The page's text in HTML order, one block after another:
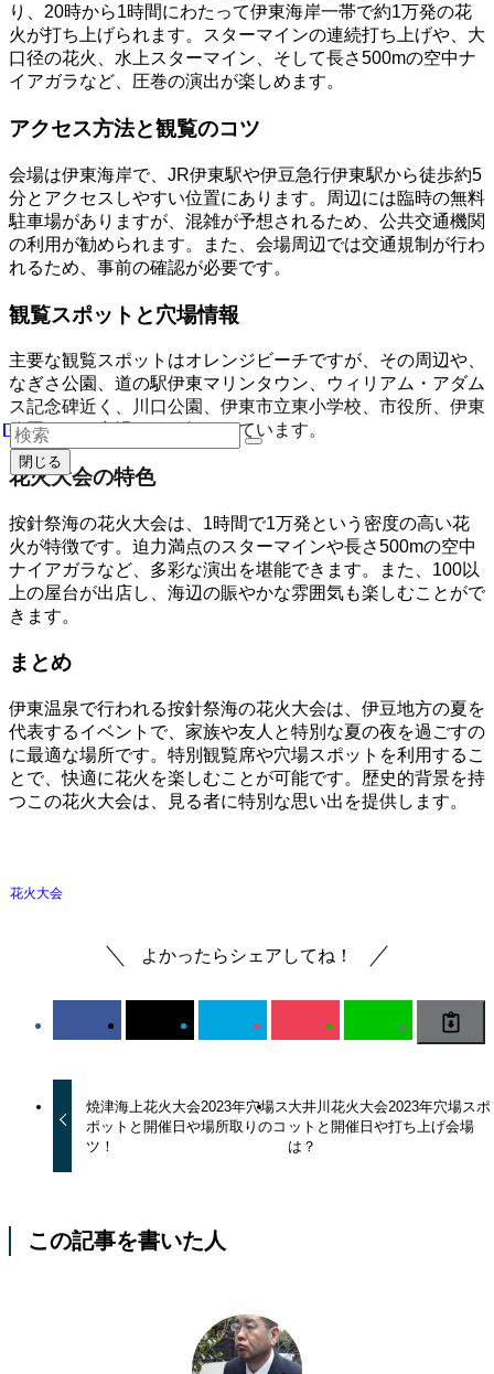
り、20時から1時間にわたって伊東海岸一帯で約1万発の花
火が打ち上げられます。スターマインの連続打ち上げや、大
口径の花火、水上スターマイン、そして長さ500mの空中ナ
イアガラなど、圧巻の演出が楽しめます。
アクセス方法と観覧のコツ
会場は伊東海岸で、JR伊東駅や伊豆急行伊東駅から徒歩約5
分とアクセスしやすい位置にあります。周辺には臨時の無料
駐車場がありますが、混雑が予想されるため、公共交通機関
の利用が勧められます。また、会場周辺では交通規制が行わ
れるため、事前の確認が必要です。
観覧スポットと穴場情報
主要な観覧スポットはオレンジビーチですが、その周辺や、
なぎさ公園、道の駅伊東マリンタウン、ウィリアム・アダム
ス記念碑近く、川口公園、伊東市立東小学校、市役所、伊東
公園なども穴場として知られています。
花火大会の特色
按針祭海の花火大会は、1時間で1万発という密度の高い花
火が特徴です。迫力満点のスターマインや長さ500mの空中
ナイアガラなど、多彩な演出を堪能できます。また、100以
上の屋台が出店し、海辺の賑やかな雰囲気も楽しむことがで
きます。
まとめ
伊東温泉で行われる按針祭海の花火大会は、伊豆地方の夏を
代表するイベントで、家族や友人と特別な夏の夜を過ごすの
に最適な場所です。特別観覧席や穴場スポットを利用するこ
とで、快適に花火を楽しむことが可能です。歴史的背景を持
つこの花火大会は、見る者に特別な思い出を提供します。
花火大会
よかったらシェアしてね！
焼津海上花火大会2023年穴場ス
ポットと開催日や場所取りのコ
ツ！
大井川花火大会2023年穴場スポ
ットと開催日や打ち上げ会場
は？
この記事を書いた人
閉じる